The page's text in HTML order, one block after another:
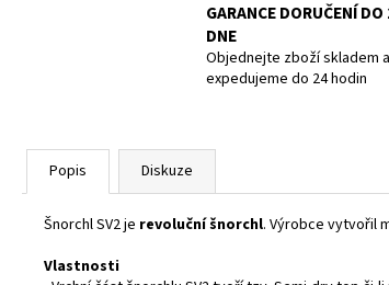
GARANCE DORUČENÍ DO
DNE
Objednejte zboží skladem a
expedujeme do 24 hodin
Popis Diskuze
Šnorchl SV2 je revoluční šnorchl. Výrobce vytvořil
Vlastnosti